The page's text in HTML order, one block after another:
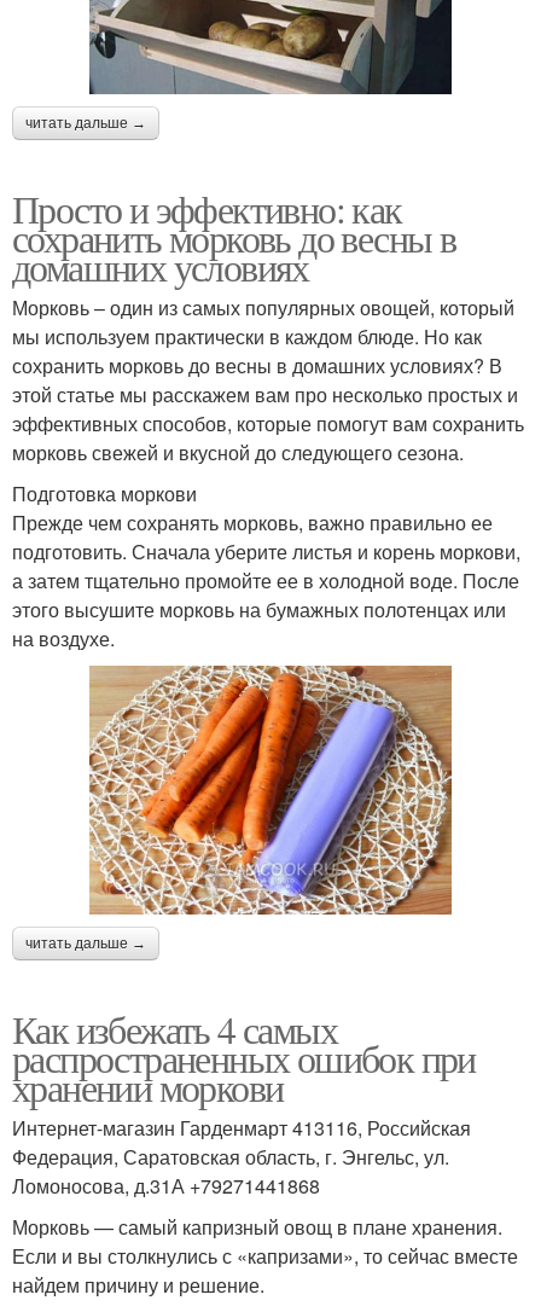
читать дальше →
Просто и эффективно: как
сохранить морковь до весны в
домашних условиях
Морковь – один из самых популярных овощей, который
мы используем практически в каждом блюде. Но как
сохранить морковь до весны в домашних условиях? В
этой статье мы расскажем вам про несколько простых и
эффективных способов, которые помогут вам сохранить
морковь свежей и вкусной до следующего сезона.
Подготовка моркови
Прежде чем сохранять морковь, важно правильно ее
подготовить. Сначала уберите листья и корень моркови,
а затем тщательно промойте ее в холодной воде. После
этого высушите морковь на бумажных полотенцах или
на воздухе.
читать дальше →
Как избежать 4 самых
распространенных ошибок при
хранении моркови
Интернет-магазин Гарденмарт 413116, Российская
Федерация, Саратовская область, г. Энгельс, ул.
Ломоносова, д.31А +79271441868
Морковь — самый капризный овощ в плане хранения.
Если и вы столкнулись с «капризами», то сейчас вместе
найдем причину и решение.